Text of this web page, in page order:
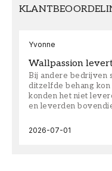
Yvonne
Wallpassion
Bij andere bedrijven
ditzelfde behang kon
konden het niet
en leverden
2026-07-01